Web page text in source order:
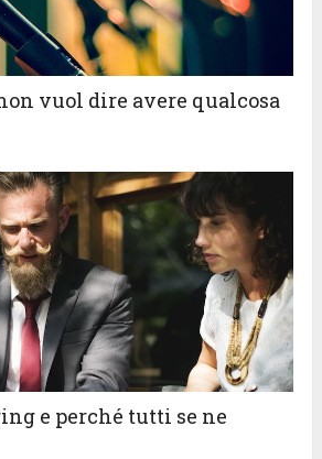
vuol dire avere qualcosa
e perché tutti se ne